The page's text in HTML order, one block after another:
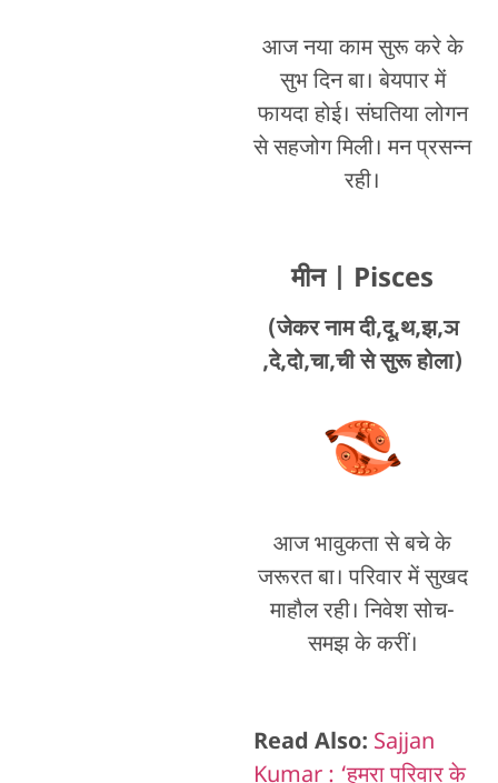
आज नया काम सुरू करे के
सुभ दिन बा। बेयपार में
फायदा होई। संघतिया लोगन
से सहजोग मिली। मन प्रसन्न
रही।
मीन | Pisces
(जेकर नाम दी,दू,थ,झ,ञ
,दे,दो,चा,ची से सुरू होला)
आज भावुकता से बचे के
जरूरत बा। परिवार में सुखद
माहौल रही। निवेश सोच-
समझ के करीं।
Read Also: Sajjan
Kumar : ‘हमरा परिवार के